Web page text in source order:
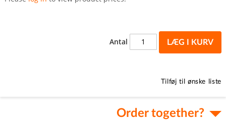
Antal LÆG I KURV
Tilføj til ønske liste
Order together?